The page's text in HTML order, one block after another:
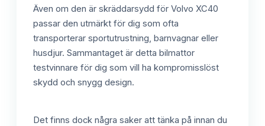
Även om den är skräddarsydd för Volvo XC40
passar den utmärkt för dig som ofta
transporterar sportutrustning, barnvagnar eller
husdjur. Sammantaget är detta bilmattor
testvinnare för dig som vill ha kompromisslöst
skydd och snygg design.
Det finns dock några saker att tänka på innan du